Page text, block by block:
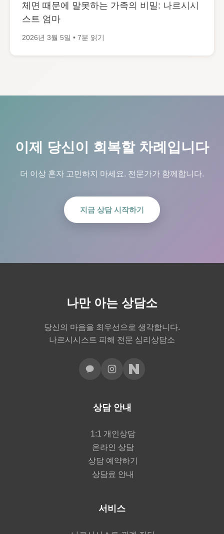
체면 때문에 말못하는 가족의 비밀: 나르시시
스트 엄마
2026년 3월 5일 • 7분 읽기
이제 당신이 회복할 차례입니다
더 이상 혼자 고민하지 마세요. 전문가가 함께합니다.
지금 상담 시작하기
나만 아는 상담소
당신의 마음을 최우선으로 생각합니다.
나르시시스트 피해 전문 심리상담소
상담 안내
1:1 개인상담
온라인 상담
상담 예약하기
상담료 안내
서비스